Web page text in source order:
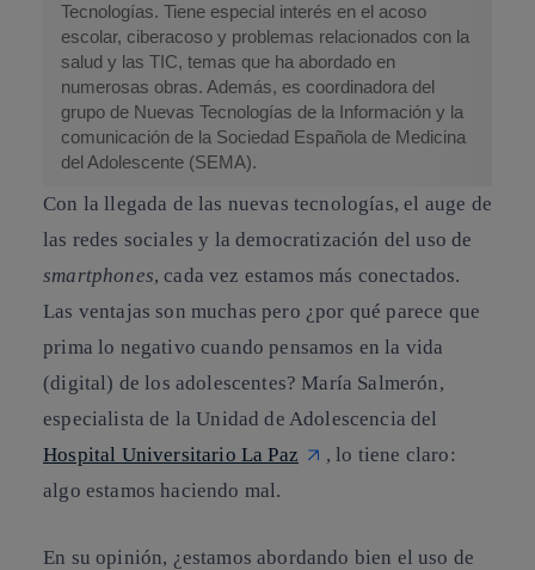
Tecnologías. Tiene especial interés en el acoso
escolar, ciberacoso y problemas relacionados con la
salud y las TIC, temas que ha abordado en
numerosas obras. Además, es coordinadora del
grupo de Nuevas Tecnologías de la Información y la
comunicación de la Sociedad Española de Medicina
del Adolescente (SEMA).
Con la llegada de las nuevas tecnologías, el auge de
las redes sociales y la democratización del uso de
smartphones, cada vez estamos más conectados.
Las ventajas son muchas pero ¿por qué parece que
prima lo negativo cuando pensamos en la vida
(digital) de los adolescentes?María Salmerón,
especialista de la Unidad de Adolescencia del
Hospital Universitario La Paz
, lo tiene claro:
algo estamos haciendo mal.
En su opinión, ¿estamos abordando bien el uso de